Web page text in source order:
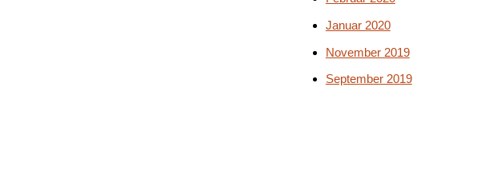
Januar 2020
November 2019
September 2019